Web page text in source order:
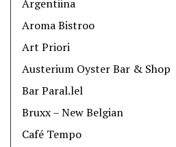
Argentiina
Aroma Bistroo
Art Priori
Austerium Oyster Bar & Shop
Bar Paral.lel
Bruxx – New Belgian
Café Tempo